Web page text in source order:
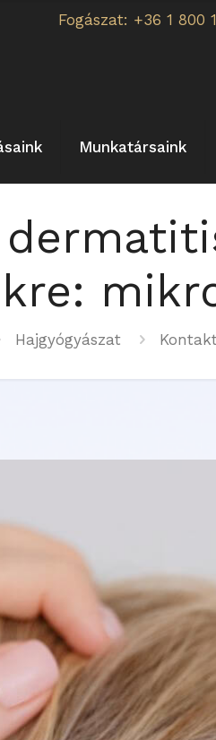
Fogászat: +36 1 800
Munkatársaink
Hajgyógyászat